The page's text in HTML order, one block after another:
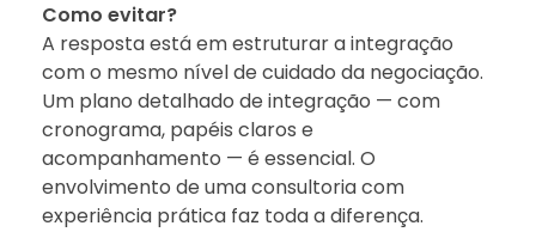
Como evitar?
A resposta está em estruturar a integração
com o mesmo nível de cuidado da negociação.
Um plano detalhado de integração — com
cronograma, papéis claros e
acompanhamento — é essencial. O
envolvimento de uma consultoria com
experiência prática faz toda a diferença.